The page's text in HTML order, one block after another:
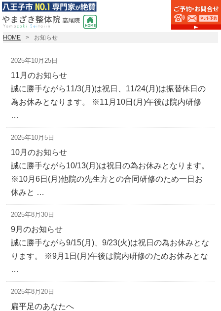
HOME お知らせ
2025年10月25日
11月のお知らせ
誠に勝手ながら11/3(月)は祝日、11/24(月)は振替休日の
為お休みとなります。 ※11月10日(月)午後は院内研修
…
2025年10月5日
10月のお知らせ
誠に勝手ながら10/13(月)は祝日の為お休みとなります。
※10月6日(月)他院の先生方との合同研修のため一日お
休みと …
2025年8月30日
9月のお知らせ
誠に勝手ながら9/15(月)、9/23(火)は祝日の為お休みとな
ります。 ※9月1日(月)午後は院内研修のためお休みとな
…
2025年8月20日
扁平足のあなたへ